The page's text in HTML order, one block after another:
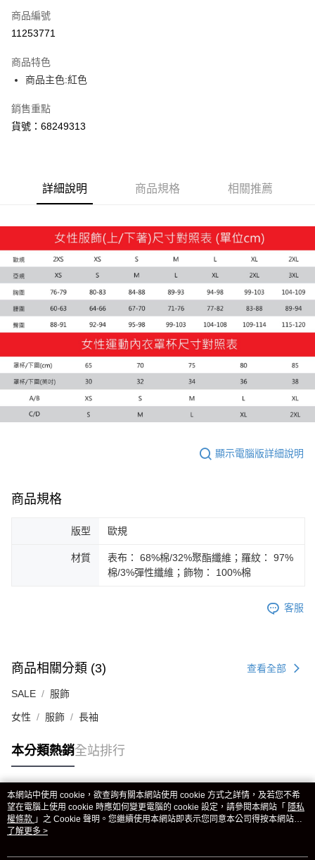
LINE Pay
街口支付
悠遊付
Google Pay
運送方式
每筆NT$100，滿NT$1,800(含以上)免運費
付款後7-11取貨
每筆NT$100，滿NT$1,800(含以上)免運費
宅配(離島恕不配送)
每筆NT$150，滿NT$1,800(含以上)免運費
宅配貨到付款(離島恕不配送)
每筆NT$180
商品編號
11253771
商品特色
商品主色:紅色
銷售重點
貨號：68249313
詳細說明 商品規格 相關推薦
顯示電腦版詳細說明
商品規格
版型 歐規
材質
表布： 68%棉/32%聚酯纖維；羅紋： 97%
棉/3%彈性纖維；飾物： 100%棉
客服
商品相關分類 (3) 查看全部
SALE 服飾
女性 服飾 長袖
本分類熱銷全站排行
熱門標籤
本網站中使用 cookie，欲查詢有關本網站使用 cookie 方式之詳情，及若您不希
望在電腦上使用 cookie 時應如何變更電腦的 cookie 設定，請參閱本網站「 隱私
權條款 」之 Cookie 聲明。您繼續使用本網站即表示您同意本公司得按本網站使
用條款之 Cookie 聲明使用 cookie。
了解更多 >